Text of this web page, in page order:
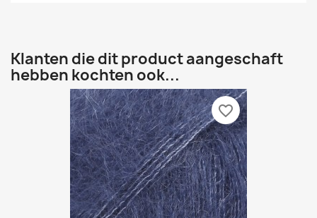
Klanten die dit product aangeschaft
hebben kochten ook...
favorite_border